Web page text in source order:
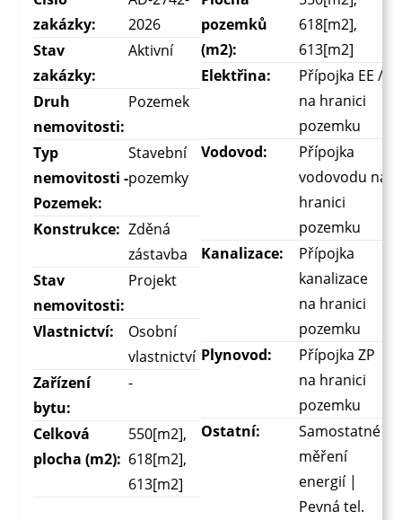
zakázky:
2026
Stav
zakázky:
Aktivní
Druh
nemovitosti:
Pozemek
Typ
nemovitosti -
Pozemek:
Stavební
pozemky
Konstrukce: Zděná
zástavba
Stav
nemovitosti:
Projekt
Vlastnictví:
Osobní
vlastnictví
Zařízení
bytu:
-
Celková
plocha (m2):
550[m2],
618[m2],
613[m2]
pozemků
(m2):
618[m2],
613[m2]
Elektřina:
Přípojka EE /
na hranici
pozemku
Vodovod:
Přípojka
vodovodu na
hranici
pozemku
Kanalizace:
Přípojka
kanalizace
na hranici
pozemku
Plynovod:
Přípojka ZP
na hranici
pozemku
Ostatní:
Samostatné
měření
energií |
Pevná tel.